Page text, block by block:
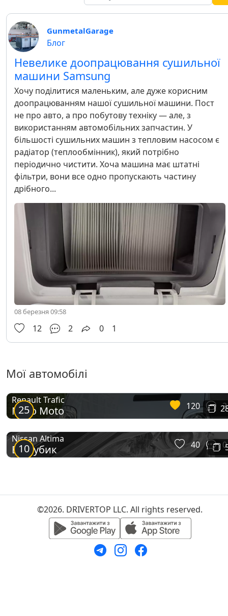
GunmetalGarage
Блог
Невелике доопрацювання сушильної
машини Samsung
Хочу поділитися маленьким, але дуже корисним
доопрацюванням нашої сушильної машини. Пост
не про авто, а про побутову техніку — але, з
використанням автомобільних запчастин. У
більшості сушильних машин з тепловим насосом є
радіатор (теплообмінник), який потрібно
періодично чистити. Хоча машина має штатні
фільтри, вони все одно пропускають частину
дрібного...
08 березня 09:58
12 2 0 1
Мої автомобілі
25
Renault Trafic
Moto Moto 120 3
10
Nissan Altima
Беззубик 40 0
©2026. DRIVERTOP LLC. All rights reserved.